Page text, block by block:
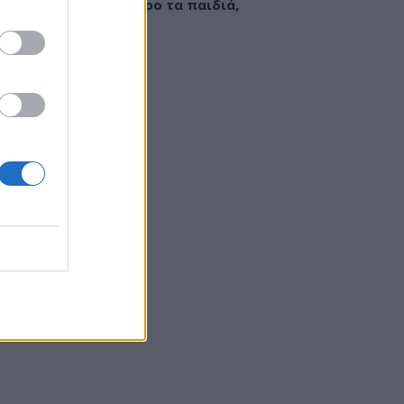
να «γεμίσει» σίδηρο τα παιδιά,